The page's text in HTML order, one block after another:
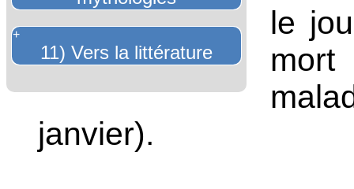
+
11) Vers la littérature
le
janvier).